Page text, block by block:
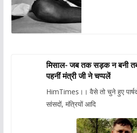
मिसाल- जब तक सड़क न बनी
पहनीं मंत्री जी ने चप्पलें
HimTimes।। वैसे तो चुने हुए
सांसदों, मंत्रियों आदि